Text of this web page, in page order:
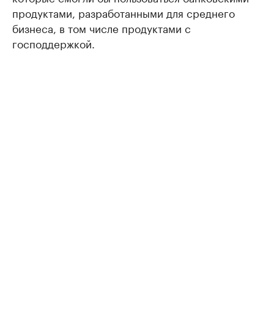
продуктами, разработанными для среднего
бизнеса, в том числе продуктами с
господдержкой.